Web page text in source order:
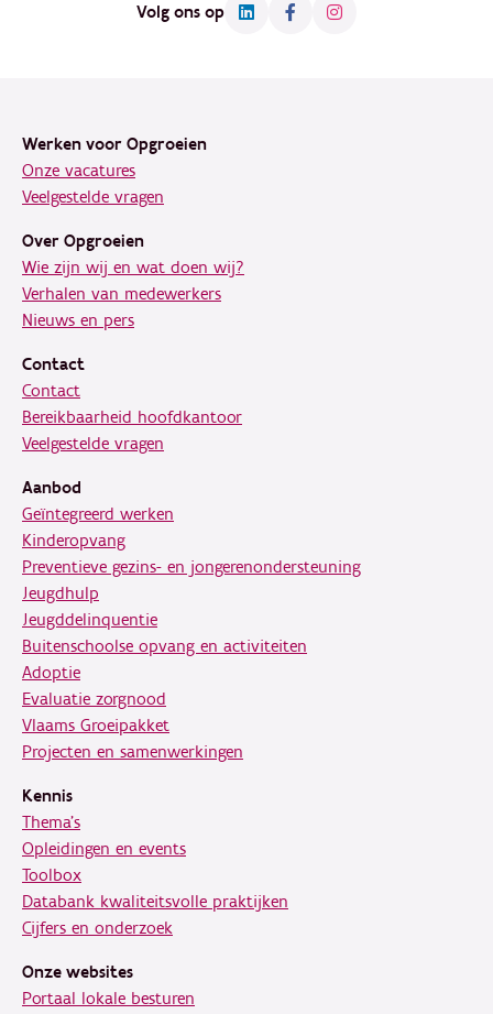
Volg ons op
Werken voor Opgroeien
Onze vacatures
Veelgestelde vragen
Over Opgroeien
Wie zijn wij en wat doen wij?
Verhalen van medewerkers
Nieuws en pers
Contact
Contact
Bereikbaarheid hoofdkantoor
Veelgestelde vragen
Aanbod
Geïntegreerd werken
Kinderopvang
Preventieve gezins- en jongerenondersteuning
Jeugdhulp
Jeugddelinquentie
Buitenschoolse opvang en activiteiten
Adoptie
Evaluatie zorgnood
Vlaams Groeipakket
Projecten en samenwerkingen
Kennis
Thema's
Opleidingen en events
Toolbox
Databank kwaliteitsvolle praktijken
Cijfers en onderzoek
Onze websites
Portaal lokale besturen